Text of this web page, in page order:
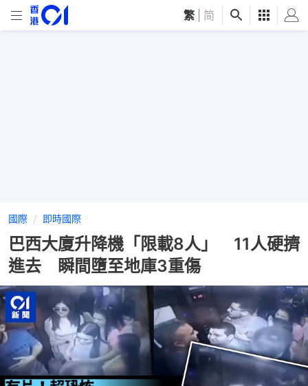
繁 简
國際 即時國際
巴西大廈升降機「限載8人」 11人硬擠
進去 瞬間墮至地庫3重傷